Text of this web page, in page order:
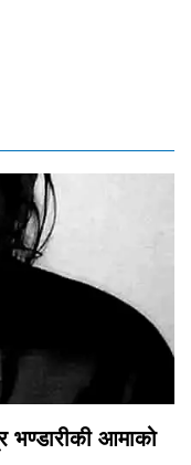
भण्डारीकी आमाको